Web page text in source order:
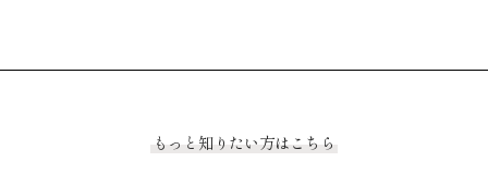
もっと知りたい方はこちら